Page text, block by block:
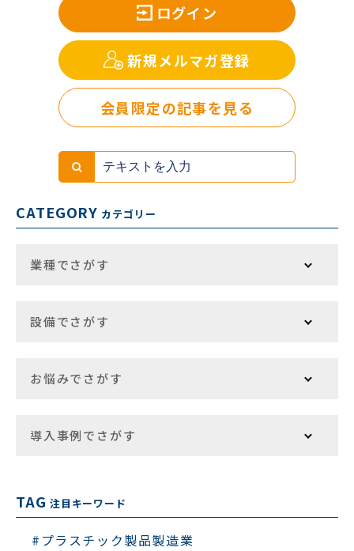
ログイン
新規メルマガ登録
会員限定の記事を見る
CATEGORY カテゴリー
業種でさがす
設備でさがす
お悩みでさがす
導入事例でさがす
TAG 注目キーワード
#プラスチック製品製造業